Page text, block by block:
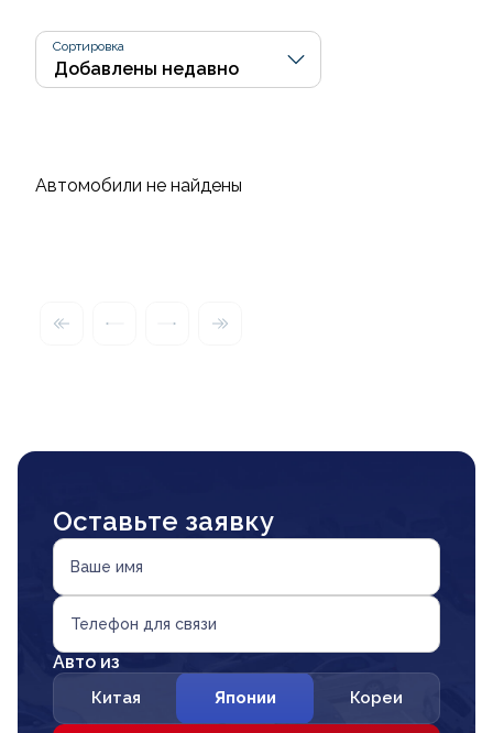
Сортировка
Автомобили не найдены
Оставьте заявку
Ваше имя
Телефон для связи
Авто из
Китая Японии Кореи